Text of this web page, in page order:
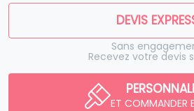
DEVIS
Sans
Recevez votre devis
ET COMMANDER